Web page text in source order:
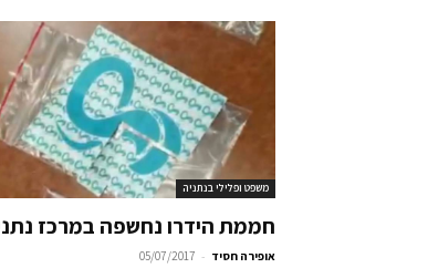
משפט ופלילי בנתניה
חממת הידרו נחשפה במרכז
אופירה חסיד -
05/07/2017